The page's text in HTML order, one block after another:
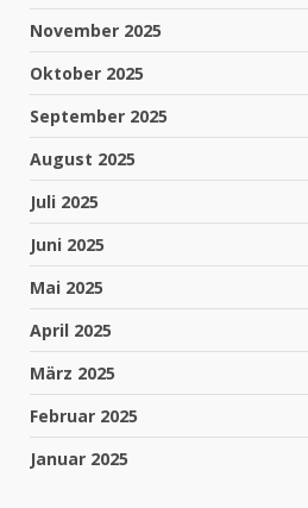
November 2025
Oktober 2025
September 2025
August 2025
Juli 2025
Juni 2025
Mai 2025
April 2025
März 2025
Februar 2025
Januar 2025